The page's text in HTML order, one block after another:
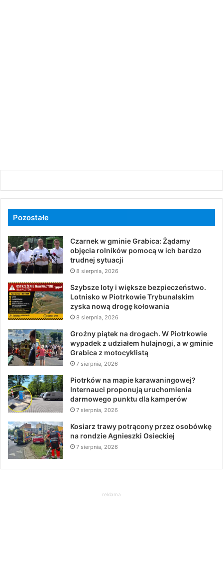
Pozostałe
Czarnek w gminie Grabica: Żądamy
objęcia rolników pomocą w ich bardzo
trudnej sytuacji
8 sierpnia, 2026
Szybsze loty i większe bezpieczeństwo.
Lotnisko w Piotrkowie Trybunalskim
zyska nową drogę kołowania
8 sierpnia, 2026
Groźny piątek na drogach. W Piotrkowie
wypadek z udziałem hulajnogi, a w gminie
Grabica z motocyklistą
7 sierpnia, 2026
Piotrków na mapie karawaningowej?
Internauci proponują uruchomienia
darmowego punktu dla kamperów
7 sierpnia, 2026
Kosiarz trawy potrącony przez osobówkę
na rondzie Agnieszki Osieckiej
7 sierpnia, 2026
reklama